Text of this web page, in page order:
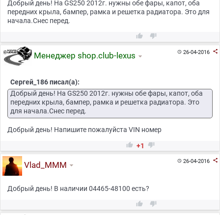
Добрый день! На GS250 2012г. нужны обе фары, капот, оба
передних крыла, бампер, рамка и решетка радиатора. Это для
начала.Снес перед.
 
26-04-2016 
Менеджер shop.club-lexus
Сергей_186 писал(а):
Добрый день! На GS250 2012г. нужны обе фары, капот, оба
передних крыла, бампер, рамка и решетка радиатора. Это
для начала.Снес перед.
Добрый день! Напишите пожалуйста VIN номер
 +1 
26-04-2016 
Vlad_MMM
Добрый день! В наличии 04465-48100 есть?
 